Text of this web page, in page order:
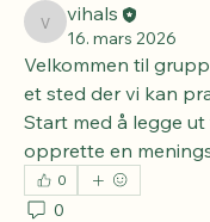
vihals
vihals
16. mars 2026
Velkommen til
et sted der vi kan
Start med å legge
opprette en
0
0